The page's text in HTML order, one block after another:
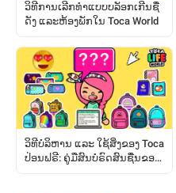
ວິທີການເລີກທຳແບບບລັອກເກີນຊື່
ດັງ ແລະຫ້ອງພັກໃນ Toca World
ວິທີບໍລິຫານ ແລະ ໃຊ້ສິ່ງຂອງ Toca
ປ່ອນຟຣີ: ຄູ່ມືສົນບໍຣົດສົນຊື່ນຂອງ